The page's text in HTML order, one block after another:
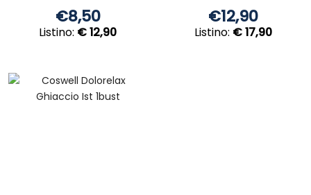
€8,50
Listino: € 12,90
€12,90
Listino: € 17,90